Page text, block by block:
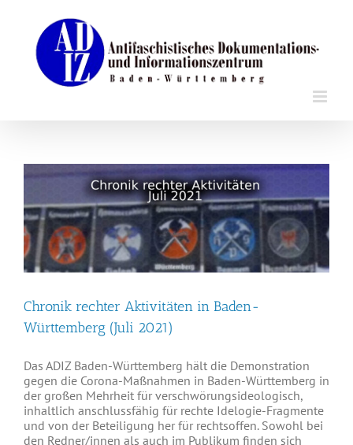
springen
Chronik rechter Aktivitäten in Baden-
Württemberg (Juli 2021)
Das ADIZ Baden-Württemberg hält die Demonstration
gegen die Corona-Maßnahmen in Baden-Württemberg in
der großen Mehrheit für verschwörungsideologisch,
inhaltlich anschlussfähig für rechte Idelogie-Fragmente
und von der Beteiligung her für rechtsoffen. Sowohl bei
den Redner/innen als auch im Publikum finden sich